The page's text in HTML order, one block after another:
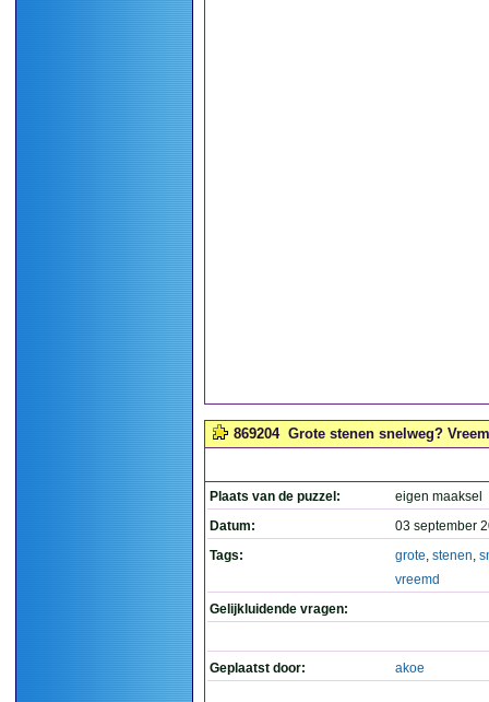
869204 Grote stenen snelweg?
Plaats van de puzzel:
eigen maaksel
Datum:
03 september
Tags:
grote, stenen,
vreemd
Gelijkluidende vragen:
Geplaatst door: akoe